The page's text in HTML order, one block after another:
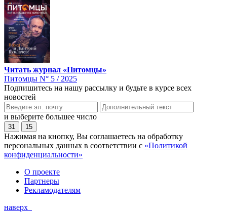
Читать журнал «Питомцы»
Питомцы N° 5 / 2025
Подпишитесь на нашу рассылку и будьте в курсе всех
новостей
и выберите большее число
31 15
Нажимая на кнопку, Вы соглашаетесь на обработку
персональных данных в соответствии с «Политикой
конфиденциальности»
О проекте
Партнеры
Рекламодателям
наверх